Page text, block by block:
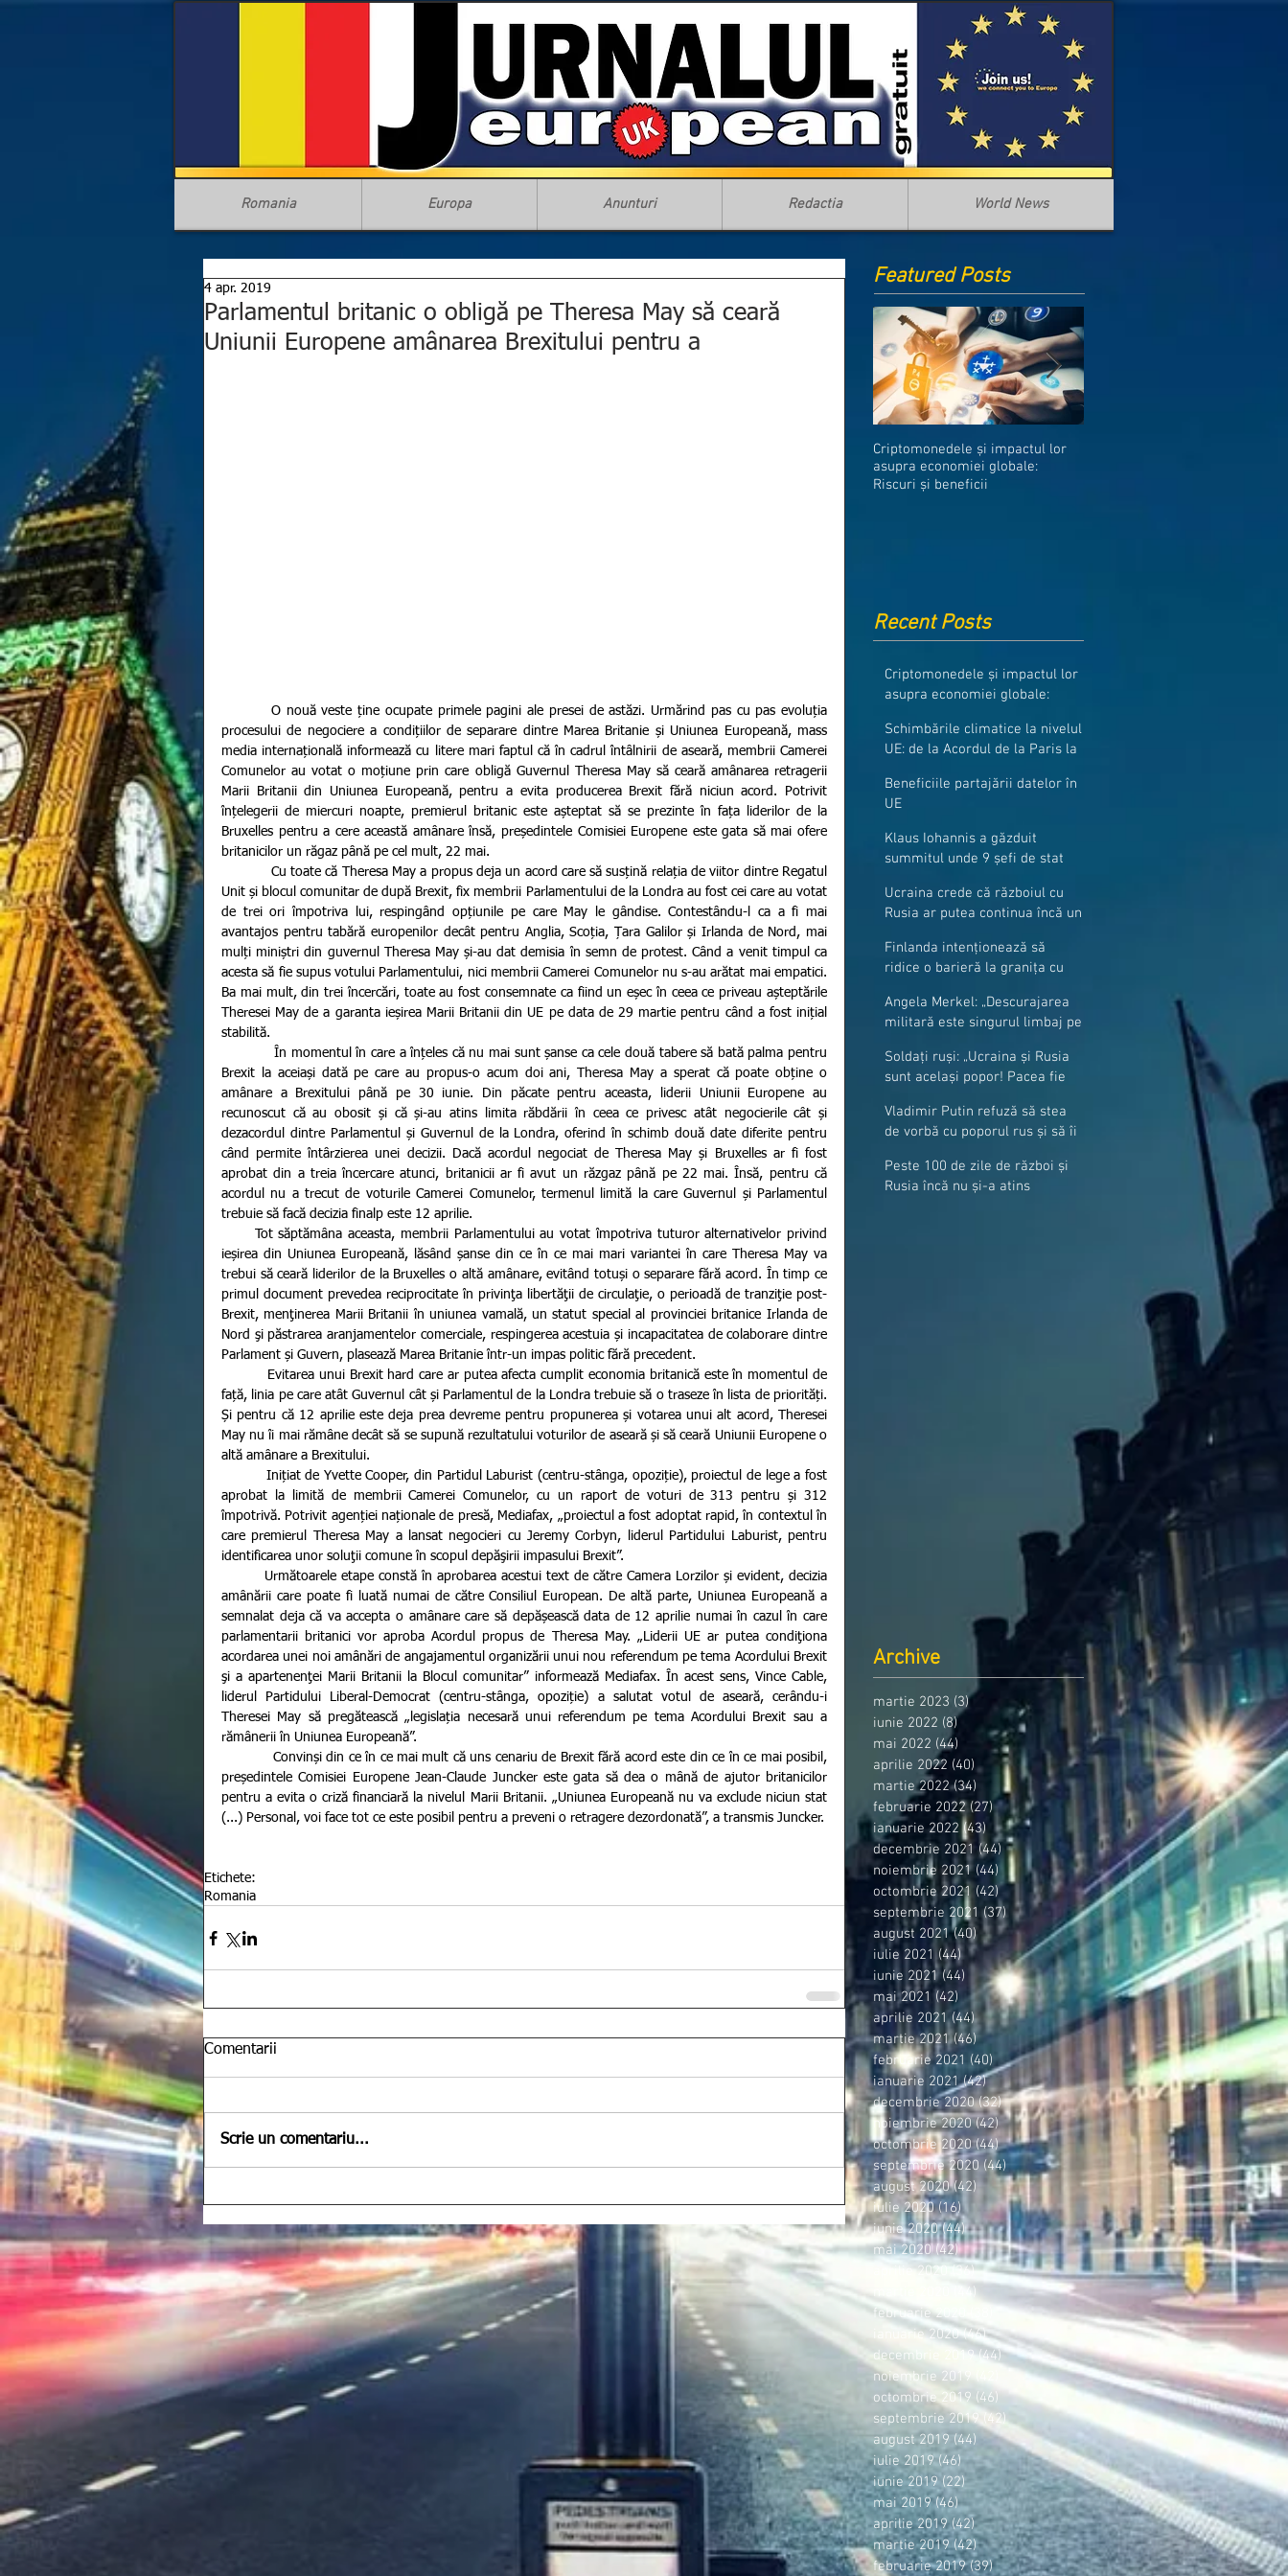
Romania Europa Anunturi Redactia World News
Parlamentul britanic o obligă pe Theresa May să ceară
Uniunii Europene amânarea Brexitului pentru a
4 apr. 2019
procesului de negociere a condițiilor de separare dintre Marea Britanie și Uniunea Europeană, mass
media internațională informează cu litere mari faptul că în cadrul întâlnirii de aseară, membrii Camerei
Comunelor au votat o moțiune prin care obligă Guvernul Theresa May să ceară amânarea retragerii
Marii Britanii din Uniunea Europeană, pentru a evita producerea Brexit fără niciun acord. Potrivit
înțelegerii de miercuri noapte, premierul britanic este așteptat să se prezinte în fața liderilor de la
Bruxelles pentru a cere această amânare însă, președintele Comisiei Europene este gata să mai ofere
britanicilor un răgaz până pe cel mult, 22 mai.
Unit și blocul comunitar de după Brexit, fix membrii Parlamentului de la Londra au fost cei care au votat
de trei ori împotriva lui, respingând opțiunile pe care May le gândise. Contestându-l ca a fi mai
avantajos pentru tabără europenilor decât pentru Anglia, Scoția, Țara Galilor și Irlanda de Nord, mai
mulți miniștri din guvernul Theresa May și-au dat demisia în semn de protest. Când a venit timpul ca
acesta să fie supus votului Parlamentului, nici membrii Camerei Comunelor nu s-au arătat mai empatici.
Ba mai mult, din trei încercări, toate au fost consemnate ca fiind un eșec în ceea ce priveau așteptările
Theresei May de a garanta ieșirea Marii Britanii din UE pe data de 29 martie pentru când a fost inițial
stabilită.
            În momentul în care a înțeles că nu mai sunt șanse ca cele două tabere să bată palma pentru
Brexit la aceiași dată pe care au propus-o acum doi ani, Theresa May a sperat că poate obține o
amânare a Brexitului până pe 30 iunie. Din păcate pentru aceasta, liderii Uniunii Europene au
recunoscut că au obosit și că și-au atins limita răbdării în ceea ce privesc atât negocierile cât și
dezacordul dintre Parlamentul și Guvernul de la Londra, oferind în schimb două date diferite pentru
când permite întârzierea unei decizii. Dacă acordul negociat de Theresa May și Bruxelles ar fi fost
aprobat din a treia încercare atunci, britanicii ar fi avut un răzgaz până pe 22 mai. Însă, pentru că
acordul nu a trecut de voturile Camerei Comunelor, termenul limită la care Guvernul și Parlamentul
trebuie să facă decizia finalp este 12 aprilie.
ieșirea din Uniunea Europeană, lăsând șanse din ce în ce mai mari variantei în care Theresa May va
trebui să ceară liderilor de la Bruxelles o altă amânare, evitând totuși o separare fără acord. În timp ce
primul document prevedea reciprocitate în privinţa libertăţii de circulaţie, o perioadă de tranziţie post-
Brexit, menţinerea Marii Britanii în uniunea vamală, un statut special al provinciei britanice Irlanda de
Nord şi păstrarea aranjamentelor comerciale, respingerea acestuia și incapacitatea de colaborare dintre
Parlament și Guvern, plasează Marea Britanie într-un impas politic fără precedent.
față, linia pe care atât Guvernul cât și Parlamentul de la Londra trebuie să o traseze în lista de priorități.
Și pentru că 12 aprilie este deja prea devreme pentru propunerea și votarea unui alt acord, Theresei
May nu îi mai rămâne decât să se supună rezultatului voturilor de aseară și să ceară Uniunii Europene o
altă amânare a Brexitului.
aprobat la limită de membrii Camerei Comunelor, cu un raport de voturi de 313 pentru și 312
împotrivă. Potrivit agenției naționale de presă, Mediafax, „proiectul a fost adoptat rapid, în contextul în
care premierul Theresa May a lansat negocieri cu Jeremy Corbyn, liderul Partidului Laburist, pentru
identificarea unor soluţii comune în scopul depăşirii impasului Brexit”.
amânării care poate fi luată numai de către Consiliul European. De altă parte, Uniunea Europeană a
semnalat deja că va accepta o amânare care să depășească data de 12 aprilie numai în cazul în care
parlamentarii britanici vor aproba Acordul propus de Theresa May. „Liderii UE ar putea condiţiona
acordarea unei noi amânări de angajamentul organizării unui nou referendum pe tema Acordului Brexit
şi a apartenenţei Marii Britanii la Blocul comunitar” informează Mediafax. În acest sens, Vince Cable,
liderul Partidului Liberal-Democrat (centru-stânga, opoziție) a salutat votul de aseară, cerându-i
Theresei May să pregătească „legislația necesară unui referendum pe tema Acordului Brexit sau a
rămânerii în Uniunea Europeană”.
președintele Comisiei Europene Jean-Claude Juncker este gata să dea o mână de ajutor britanicilor
pentru a evita o criză financiară la nivelul Marii Britanii. „Uniunea Europeană nu va exclude niciun stat
(...) Personal, voi face tot ce este posibil pentru a preveni o retragere dezordonată”, a transmis Juncker.
Etichete:
Romania
Comentarii
Scrie un comentariu...
Featured Posts
Criptomonedele și impactul lor
asupra economiei globale:
Riscuri și beneficii
Recent Posts
Criptomonedele și impactul lor
asupra economiei globale:
Schimbările climatice la nivelul
UE: de la Acordul de la Paris la
Beneficiile partajării datelor în
UE
Klaus Iohannis a găzduit
summitul unde 9 șefi de stat
granițe
Ucraina crede că războiul cu
Rusia ar putea continua încă un
Finlanda intenționează să
ridice o barieră la granița cu
Angela Merkel: „Descurajarea
militară este singurul limbaj pe
Soldați ruși: „Ucraina și Rusia
sunt același popor! Pacea fie
Vladimir Putin refuză să stea
de vorbă cu poporul rus și să îi
Peste 100 de zile de război și
Rusia încă nu și-a atins
Archive
martie 2023 (3)3 postări
iunie 2022 (8)8 postări
mai 2022 (44) 44 postări
aprilie 2022 (40)40 postări
martie 2022 (34) 34 postări
februarie 2022 (27)27 postări
ianuarie 2022 (43) 43 postări
decembrie 2021 (44)44 postări
noiembrie 2021 (44) 44 postări
octombrie 2021 (42)42 postări
septembrie 2021 (37)37 postări
august 2021 (40)40 postări
iulie 2021 (44)44 postări
iunie 2021 (44) 44 postări
mai 2021 (42) 42 postări
aprilie 2021 (44)44 postări
martie 2021 (46)46 postări
februarie 2021 (40)40 postări
ianuarie 2021 (42)42 postări
decembrie 2020 (32)32 postări
noiembrie 2020 (42) 42 postări
octombrie 2020 (44)44 postări
septembrie 2020 (44)44 postări
august 2020 (42)42 postări
iulie 2020 (16)16 postări
iunie 2020 (44)44 postări
mai 2020 (42)42 postări
aprilie 2020 (36)36 postări
martie 2020
(44) 44 postări
februarie 2020
38 postări
ianuarie 2020 (46)46 postări
decembrie 2019 (44)44 postări
noiembrie 2019
42 postări
octombrie 2019 (46) 46 postări
septembrie 2019 (42)42 postări
august 2019 (44) 44 postări
iulie 2019 (46) 46 postări
iunie 2019 (22) 22 postări
mai 2019 (46)46 postări
aprilie 2019 (42)42 postări
martie 2019 (42)42 postări
februarie 2019 (39)39 postări